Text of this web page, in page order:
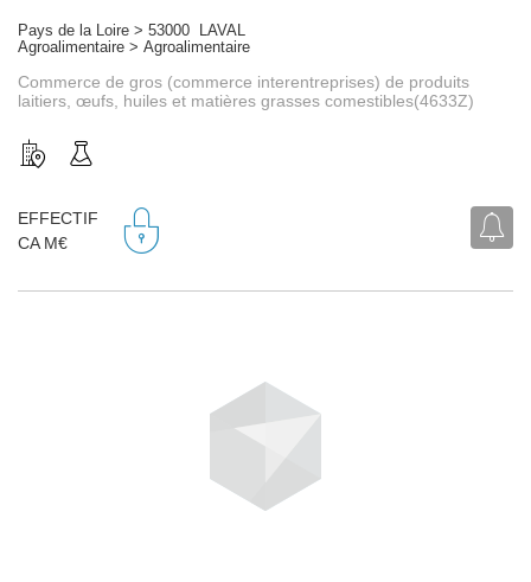
Pays de la Loire > 53000 LAVAL
Agroalimentaire > Agroalimentaire
Commerce de gros (commerce interentreprises) de produits
laitiers, œufs, huiles et matières grasses comestibles(4633Z)
EFFECTIF
CA M€